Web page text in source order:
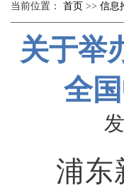
当前位置： 首页 >> 信息
关于举
全
浦东